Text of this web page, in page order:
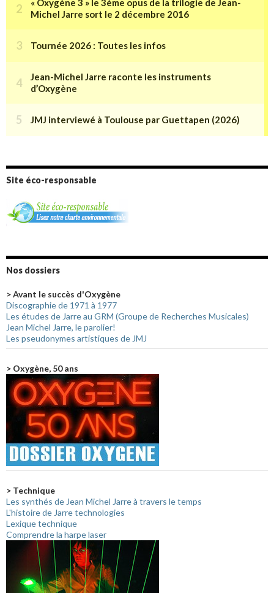
Site éco-responsable
Nos dossiers
> Avant le succès d'Oxygène
Discographie de 1971 à 1977
Les études de Jarre au GRM (Groupe de Recherches Musicales)
Jean Michel Jarre, le parolier!
Les pseudonymes artistiques de JMJ
> Oxygène, 50 ans
> Technique
Les synthés de Jean Michel Jarre à travers le temps
L'histoire de Jarre technologies
Lexique technique
Comprendre la harpe laser